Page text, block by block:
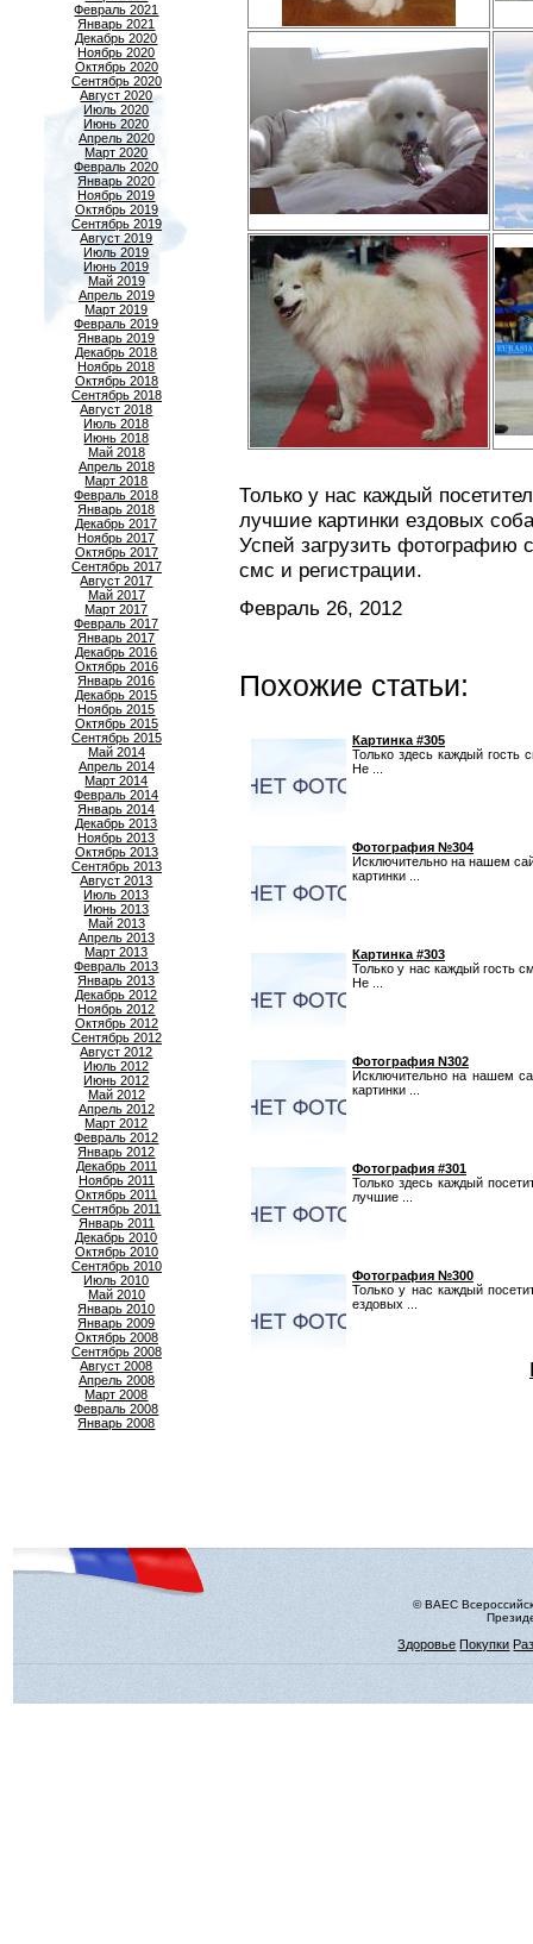
Февраль 2021
Январь 2021
Декабрь 2020
Ноябрь 2020
Октябрь 2020
Сентябрь 2020
Август 2020
Июль 2020
Июнь 2020
Апрель 2020
Март 2020
Февраль 2020
Январь 2020
Ноябрь 2019
Октябрь 2019
Сентябрь 2019
Август 2019
Июль 2019
Июнь 2019
Май 2019
Апрель 2019
Март 2019
Февраль 2019
Январь 2019
Декабрь 2018
Ноябрь 2018
Октябрь 2018
Сентябрь 2018
Август 2018
Июль 2018
Июнь 2018
Май 2018
Апрель 2018
Март 2018
Февраль 2018
Январь 2018
Декабрь 2017
Ноябрь 2017
Октябрь 2017
Сентябрь 2017
Август 2017
Май 2017
Март 2017
Февраль 2017
Январь 2017
Декабрь 2016
Октябрь 2016
Январь 2016
Декабрь 2015
Ноябрь 2015
Октябрь 2015
Сентябрь 2015
Май 2014
Апрель 2014
Март 2014
Февраль 2014
Январь 2014
Декабрь 2013
Ноябрь 2013
Октябрь 2013
Сентябрь 2013
Август 2013
Июль 2013
Июнь 2013
Май 2013
Апрель 2013
Март 2013
Февраль 2013
Январь 2013
Декабрь 2012
Ноябрь 2012
Октябрь 2012
Сентябрь 2012
Август 2012
Июль 2012
Июнь 2012
Май 2012
Апрель 2012
Март 2012
Февраль 2012
Январь 2012
Декабрь 2011
Ноябрь 2011
Октябрь 2011
Сентябрь 2011
Январь 2011
Декабрь 2010
Октябрь 2010
Сентябрь 2010
Июль 2010
Май 2010
Январь 2010
Январь 2009
Октябрь 2008
Сентябрь 2008
Август 2008
Апрель 2008
Март 2008
Февраль 2008
Январь 2008
Только у нас каждый
лучшие картинки ездовых
Успей загрузить фотографию
смс и регистрации.
Февраль 26, 2012
Похожие статьи:
Картинка #305
Только здесь каждый гость
Не ...
Фотография №304
Исключительно на нашем
картинки ...
Картинка #303
Только у нас каждый гость
Не ...
Фотография N302
Исключительно на нашем
картинки ...
Фотография #301
Только здесь каждый
лучшие ...
Фотография №300
Только у нас каждый
ездовых ...
© ВАЕС
Здоровье Покупки